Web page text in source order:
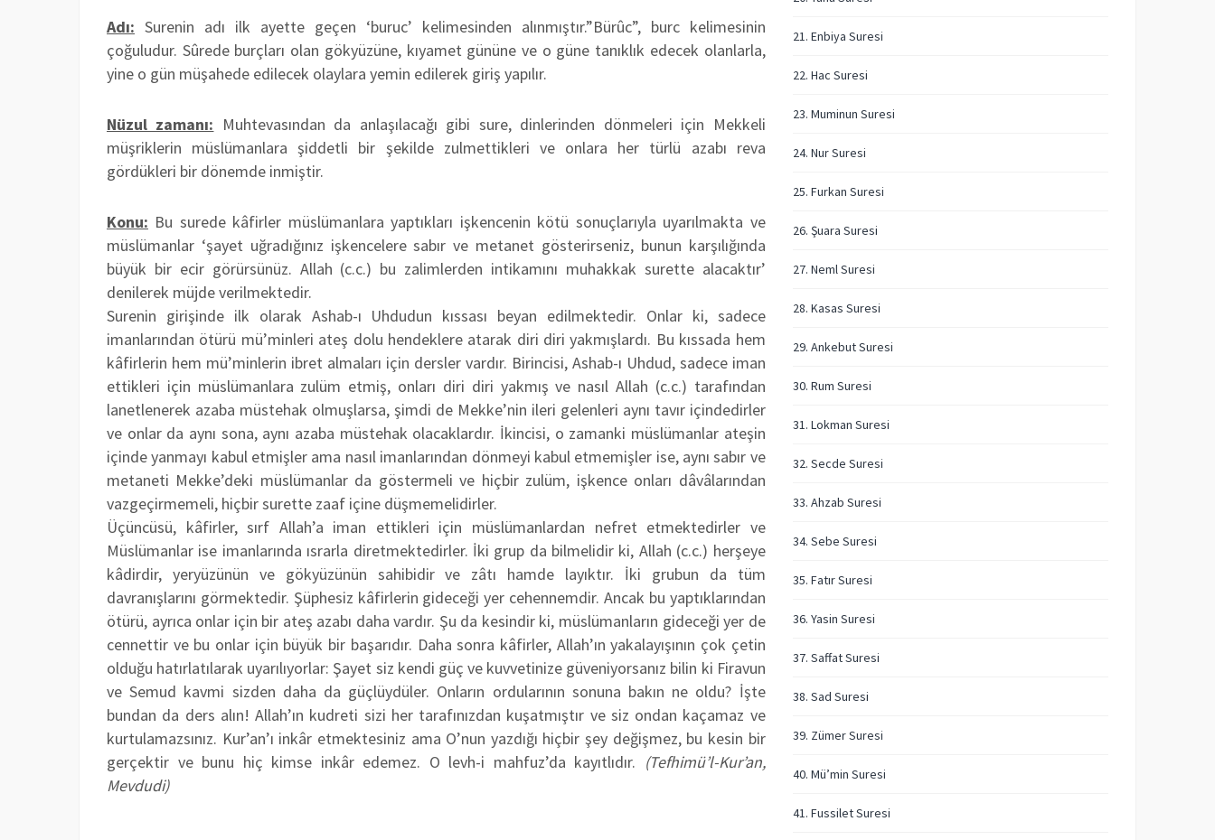
Adı: Surenin adı ilk ayette geçen ‘buruc’ kelimesinden alınmıştır.”Bürûc”, burc kelimesinin
çoğuludur. Sûrede burçları olan gökyüzüne, kıyamet gününe ve o güne tanıklık edecek olanlarla,
yine o gün müşahede edilecek olaylara yemin edilerek giriş yapılır.
Nüzul zamanı: Muhtevasından da anlaşılacağı gibi sure, dinlerinden dönmeleri için Mekkeli
müşriklerin müslümanlara şiddetli bir şekilde zulmettikleri ve onlara her türlü azabı reva
gördükleri bir dönemde inmiştir.
Konu: Bu surede kâfirler müslümanlara yaptıkları işkencenin kötü sonuçlarıyla uyarılmakta ve
müslümanlar ‘şayet uğradığınız işkencelere sabır ve metanet gösterirseniz, bunun karşılığında
büyük bir ecir görürsünüz. Allah (c.c.) bu zalimlerden intikamını muhakkak surette alacaktır’
denilerek müjde verilmektedir.
Surenin girişinde ilk olarak Ashab-ı Uhdudun kıssası beyan edilmektedir. Onlar ki, sadece
imanlarından ötürü mü’minleri ateş dolu hendeklere atarak diri diri yakmışlardı. Bu kıssada hem
kâfirlerin hem mü’minlerin ibret almaları için dersler vardır. Birincisi, Ashab-ı Uhdud, sadece iman
ettikleri için müslümanlara zulüm etmiş, onları diri diri yakmış ve nasıl Allah (c.c.) tarafından
lanetlenerek azaba müstehak olmuşlarsa, şimdi de Mekke’nin ileri gelenleri aynı tavır içindedirler
ve onlar da aynı sona, aynı azaba müstehak olacaklardır. İkincisi, o zamanki müslümanlar ateşin
içinde yanmayı kabul etmişler ama nasıl imanlarından dönmeyi kabul etmemişler ise, aynı sabır ve
metaneti Mekke’deki müslümanlar da göstermeli ve hiçbir zulüm, işkence onları dâvâlarından
vazgeçirmemeli, hiçbir surette zaaf içine düşmemelidirler.
Üçüncüsü, kâfirler, sırf Allah’a iman ettikleri için müslümanlardan nefret etmektedirler ve
Müslümanlar ise imanlarında ısrarla diretmektedirler. İki grup da bilmelidir ki, Allah (c.c.) herşeye
kâdirdir, yeryüzünün ve gökyüzünün sahibidir ve zâtı hamde layıktır. İki grubun da tüm
davranışlarını görmektedir. Şüphesiz kâfirlerin gideceği yer cehennemdir. Ancak bu yaptıklarından
ötürü, ayrıca onlar için bir ateş azabı daha vardır. Şu da kesindir ki, müslümanların gideceği yer de
cennettir ve bu onlar için büyük bir başarıdır. Daha sonra kâfirler, Allah’ın yakalayışının çok çetin
olduğu hatırlatılarak uyarılıyorlar: Şayet siz kendi güç ve kuvvetinize güveniyorsanız bilin ki Firavun
ve Semud kavmi sizden daha da güçlüydüler. Onların ordularının sonuna bakın ne oldu? İşte
bundan da ders alın! Allah’ın kudreti sizi her tarafınızdan kuşatmıştır ve siz ondan kaçamaz ve
kurtulamazsınız. Kur’an’ı inkâr etmektesiniz ama O’nun yazdığı hiçbir şey değişmez, bu kesin bir
gerçektir ve bunu hiç kimse inkâr edemez. O levh-i mahfuz’da kayıtlıdır. (Tefhimü’l-Kur’an,
Mevdudi)
21. Enbiya Suresi
22. Hac Suresi
23. Muminun Suresi
24. Nur Suresi
25. Furkan Suresi
26. Şuara Suresi
27. Neml Suresi
28. Kasas Suresi
29. Ankebut Suresi
30. Rum Suresi
31. Lokman Suresi
32. Secde Suresi
33. Ahzab Suresi
34. Sebe Suresi
35. Fatır Suresi
36. Yasin Suresi
37. Saffat Suresi
38. Sad Suresi
39. Zümer Suresi
40. Mü’min Suresi
41. Fussilet Suresi